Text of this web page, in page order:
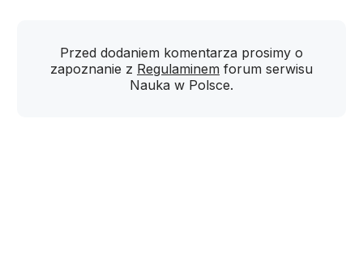
Przed dodaniem komentarza prosimy o
zapoznanie z Regulaminem forum serwisu
Nauka w Polsce.